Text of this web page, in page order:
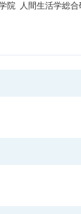
院 人間生活学総